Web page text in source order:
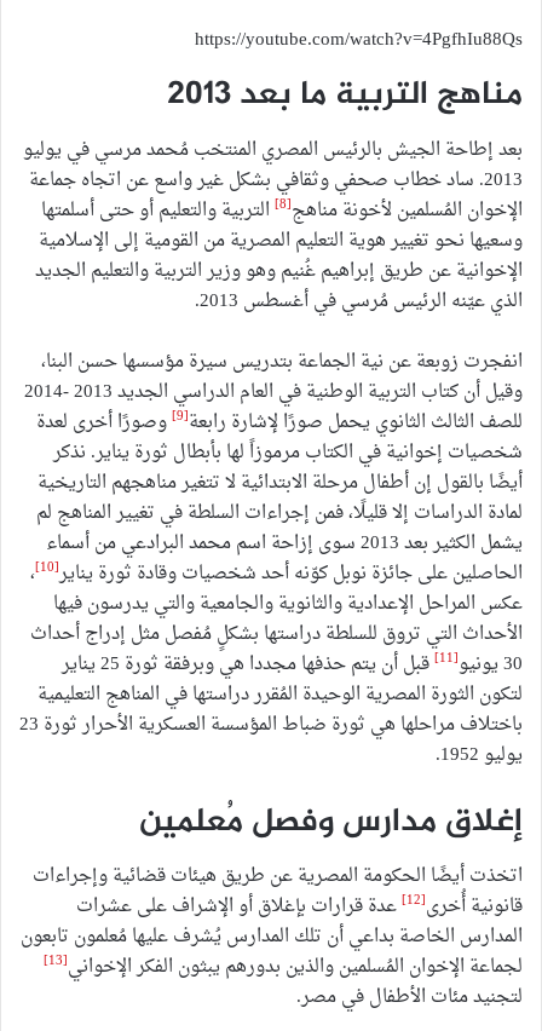
https://youtube.com/watch?v=4PgfhIu88Qs
مناهج التربية ما بعد 2013
بعد إطاحة الجيش بالرئيس المصري المنتخب مُحمد مرسي في يوليو
2013. ساد خطاب صحفي وثقافي بشكل غير واسع عن اتجاه جماعة
الإخوان المُسلمين لأخونة مناهج[8]
التربية والتعليم أو حتى أسلمتها
وسعيها نحو تغيير هوية التعليم المصرية من القومية إلى الإسلامية
الإخوانية عن طريق إبراهيم غُنيم وهو وزير التربية والتعليم الجديد
الذي عيّنه الرئيس مُرسي في أغسطس 2013.
انفجرت زوبعة عن نية الجماعة بتدريس سيرة مؤسسها حسن البنا،
وقيل أن كتاب التربية الوطنية في العام الدراسي الجديد 2013 -2014
للصف الثالث الثانوي يحمل صورًا لإشارة رابعة[9]
وصورًا أخرى لعدة
شخصيات إخوانية في الكتاب مرموزاً لها بأبطال ثورة يناير. نذكر
أيضًا بالقول إن أطفال مرحلة الابتدائية لا تتغير مناهجهم التاريخية
لمادة الدراسات إلا قليلًا، فمن إجراءات السلطة في تغيير المناهج لم
يشمل الكثير بعد 2013 سوى إزاحة اسم محمد البرادعي من أسماء
الحاصلين على جائزة نوبل كوّنه أحد شخصيات وقادة ثورة يناير[10]
،
عكس المراحل الإعدادية والثانوية والجامعية والتي يدرسون فيها
الأحداث التي تروق للسلطة دراستها بشكلٍ مُفصل مثل إدراج أحداث
30 يونيو
[11]
قبل أن يتم حذفها مجددا هي وبرفقة ثورة 25 يناير
لتكون الثورة المصرية الوحيدة المُقرر دراستها في المناهج التعليمية
باختلاف مراحلها هي ثورة ضباط المؤسسة العسكرية الأحرار ثورة 23
يوليو 1952.
إغلاق مدارس وفصل مُعلمين
اتخذت أيضًا الحكومة المصرية عن طريق هيئات قضائية وإجراءات
قانونية أُخرى[12]
عدة قرارات بإغلاق أو الإشراف على عشرات
المدارس الخاصة بداعي أن تلك المدارس يُشرف عليها مُعلمون تابعون
لجماعة الإخوان المُسلمين والذين بدورهم يبثون الفكر الإخواني[13]
لتجنيد مئات الأطفال في مصر.